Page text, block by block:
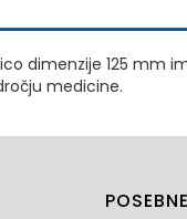
dimenzije 125 mm
medicine.